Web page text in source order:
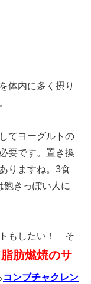
体内に多く摂り
てヨーグルトの
要です。置き換
りますね。3食
飽きっぽい人に
トもしたい！ そ
肪燃焼のサ
コンブチャクレン